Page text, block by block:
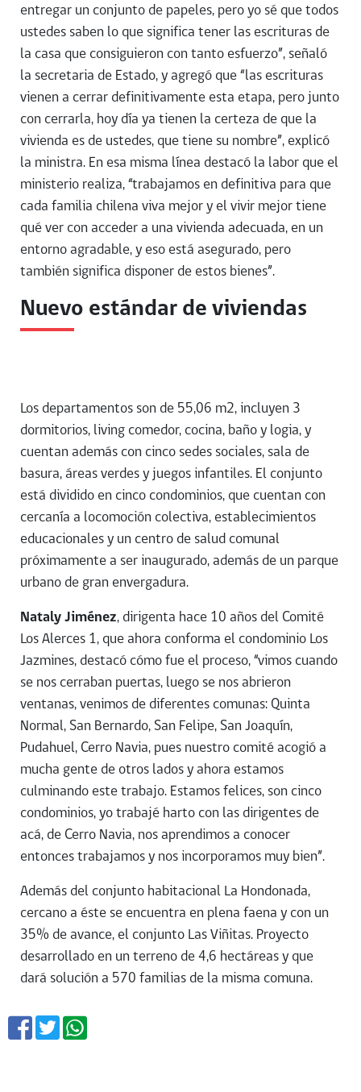
entregar un conjunto de papeles, pero yo sé que todos
ustedes saben lo que significa tener las escrituras de
la casa que consiguieron con tanto esfuerzo”, señaló
la secretaria de Estado, y agregó que “las escrituras
vienen a cerrar definitivamente esta etapa, pero junto
con cerrarla, hoy día ya tienen la certeza de que la
vivienda es de ustedes, que tiene su nombre”, explicó
la ministra. En esa misma línea destacó la labor que el
ministerio realiza, “trabajamos en definitiva para que
cada familia chilena viva mejor y el vivir mejor tiene
qué ver con acceder a una vivienda adecuada, en un
entorno agradable, y eso está asegurado, pero
también significa disponer de estos bienes”.
Nuevo estándar de viviendas
Los departamentos son de 55,06 m2, incluyen 3
dormitorios, living comedor, cocina, baño y logia, y
cuentan además con cinco sedes sociales, sala de
basura, áreas verdes y juegos infantiles. El conjunto
está dividido en cinco condominios, que cuentan con
cercanía a locomoción colectiva, establecimientos
educacionales y un centro de salud comunal
próximamente a ser inaugurado, además de un parque
urbano de gran envergadura.
Nataly Jiménez, dirigenta hace 10 años del Comité
Los Alerces 1, que ahora conforma el condominio Los
Jazmines, destacó cómo fue el proceso, “vimos cuando
se nos cerraban puertas, luego se nos abrieron
ventanas, venimos de diferentes comunas: Quinta
Normal, San Bernardo, San Felipe, San Joaquín,
Pudahuel, Cerro Navia, pues nuestro comité acogió a
mucha gente de otros lados y ahora estamos
culminando este trabajo. Estamos felices, son cinco
condominios, yo trabajé harto con las dirigentes de
acá, de Cerro Navia, nos aprendimos a conocer
entonces trabajamos y nos incorporamos muy bien”.
Además del conjunto habitacional La Hondonada,
cercano a éste se encuentra en plena faena y con un
35% de avance, el conjunto Las Viñitas. Proyecto
desarrollado en un terreno de 4,6 hectáreas y que
dará solución a 570 familias de la misma comuna.